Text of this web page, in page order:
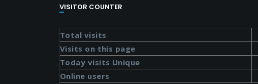
VISITOR COUNTER
Total visits
Visits on this page
Today visits Unique
Online users